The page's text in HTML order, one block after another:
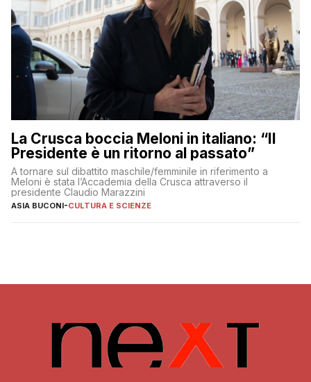
La Crusca boccia Meloni in italiano: “Il
Presidente è un ritorno al passato”
A tornare sul dibattito maschile/femminile in riferimento a
Meloni è stata l’Accademia della Crusca attraverso il
presidente Claudio Marazzini
ASIA BUCONI-CULTURA E SCIENZE